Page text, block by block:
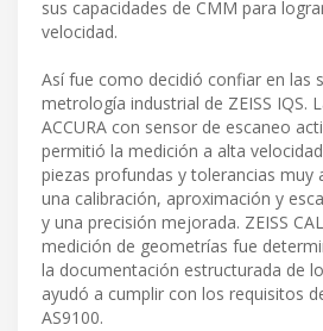
sus capacidades de CMM para
velocidad.
Así fue como decidió confiar en las
metrología industrial de ZEISS IQS.
ACCURA con sensor de escaneo
permitió la medición a alta
piezas profundas y tolerancias muy
una calibración, aproximación y
y una precisión mejorada. ZEISS
medición de geometrías fue
la documentación estructurada de
ayudó a cumplir con los requisitos
AS9100.